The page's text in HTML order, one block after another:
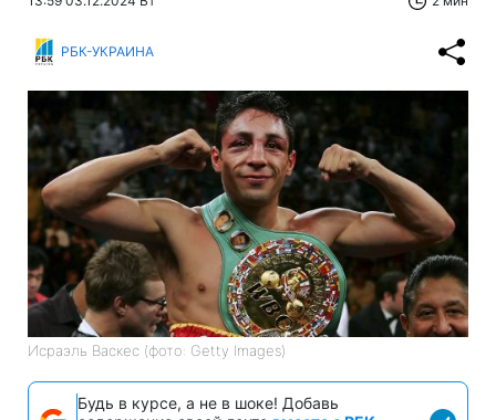
РБК-УКРАИНА
Исраэль Васкес (фото: Getty Images)
Будь в курсе, а не в шоке! Добавь